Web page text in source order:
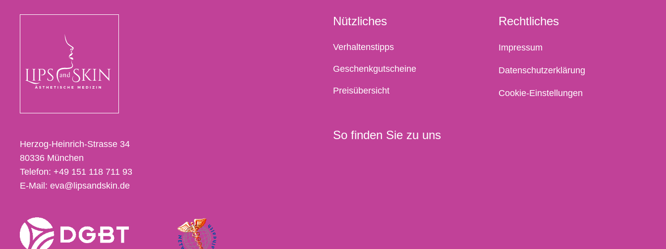
Herzog-Heinrich-Strasse 34
80336 München
Telefon: +49 151 118 711 93
E-Mail: eva@lipsandskin.de
Nützliches
Verhaltenstipps
Geschenkgutscheine
Preisübersicht
Rechtliches
Impressum
Datenschutzerklärung
Cookie-Einstellungen
So finden Sie zu uns